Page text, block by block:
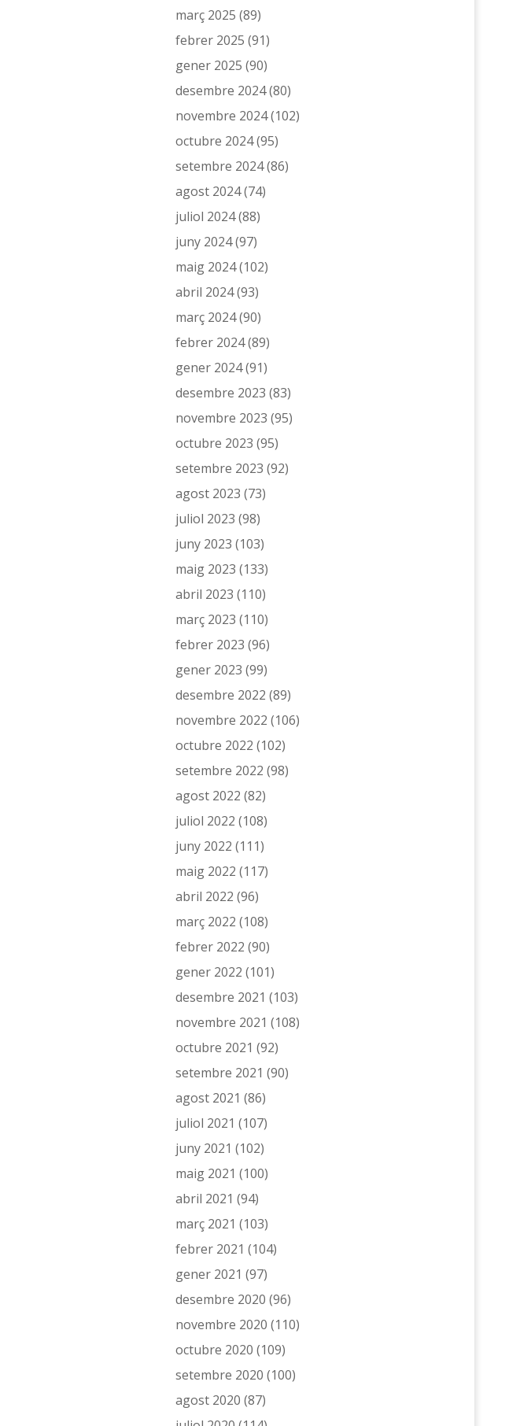
març 2025 (89)
febrer 2025 (91)
gener 2025 (90)
desembre 2024(80)
novembre 2024(102)
octubre 2024(95)
setembre 2024(86)
agost 2024(74)
juliol 2024(88)
juny 2024(97)
maig 2024(102)
abril 2024(93)
març 2024(90)
febrer 2024(89)
gener 2024(91)
desembre 2023 (83)
novembre 2023 (95)
octubre 2023 (95)
setembre 2023 (92)
agost 2023 (73)
juliol 2023 (98)
juny 2023 (103)
maig 2023 (133)
abril 2023 (110)
març 2023 (110)
febrer 2023 (96)
gener 2023 (99)
desembre 2022 (89)
novembre 2022 (106)
octubre 2022 (102)
setembre 2022 (98)
agost 2022 (82)
juliol 2022 (108)
juny 2022 (111)
maig 2022 (117)
abril 2022 (96)
març 2022 (108)
febrer 2022 (90)
gener 2022 (101)
desembre 2021 (103)
novembre 2021 (108)
octubre 2021 (92)
setembre 2021 (90)
agost 2021 (86)
juliol 2021 (107)
juny 2021 (102)
maig 2021 (100)
abril 2021 (94)
març 2021 (103)
febrer 2021 (104)
gener 2021 (97)
desembre 2020 (96)
novembre 2020 (110)
octubre 2020 (109)
setembre 2020 (100)
agost 2020 (87)